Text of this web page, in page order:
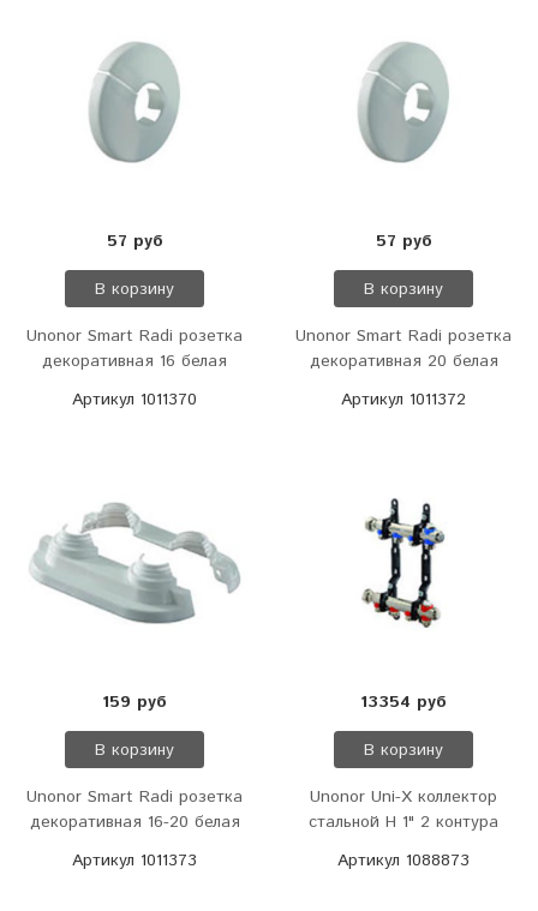
57 руб
В корзину
Unonor Smart Radi розетка
декоративная 16 белая
Артикул 1011370
57 руб
В корзину
Unonor Smart Radi розетка
декоративная 20 белая
Артикул 1011372
159 руб
В корзину
Unonor Smart Radi розетка
декоративная 16-20 белая
Артикул 1011373
13354 руб
В корзину
Unonor Uni-X коллектор
стальной Н 1" 2 контура
Артикул 1088873